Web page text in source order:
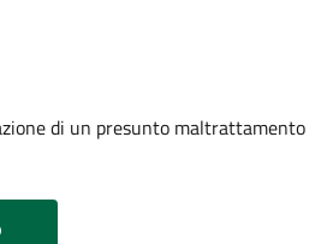
di un presunto maltrattamento